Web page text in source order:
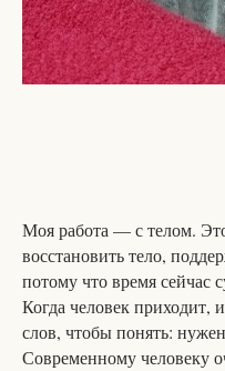
Моя работа — с телом.
восстановить тело,
потому что время сейчас
Когда человек приходит,
слов, чтобы понять:
Современному человеку